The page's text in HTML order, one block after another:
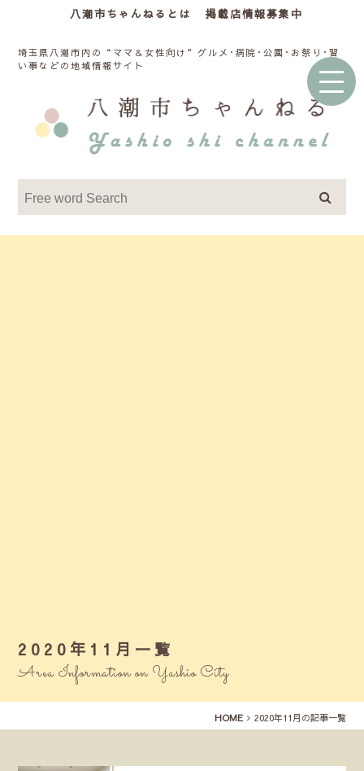
八潮市ちゃんねるとは 掲載店情報募集中
埼玉県八潮市内の“ママ＆女性向け”グルメ･病院･公園･お祭り･習
い事などの地域情報サイト
2020年11月一覧
Area Information on Yashio City
HOME 2020年11月の記事一覧